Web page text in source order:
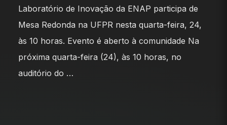
Laboratório de Inovação da ENAP participa de
Mesa Redonda na UFPR nesta quarta-feira, 24,
às 10 horas. Evento é aberto à comunidade Na
próxima quarta-feira (24), às 10 horas, no
auditório do …